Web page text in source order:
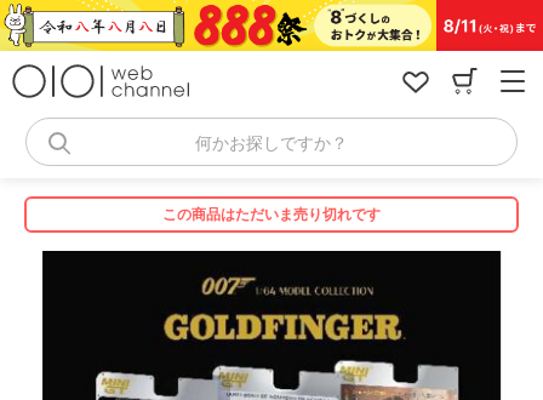
コ
ン
何かお探しですか？
この商品はただいま売り切れです